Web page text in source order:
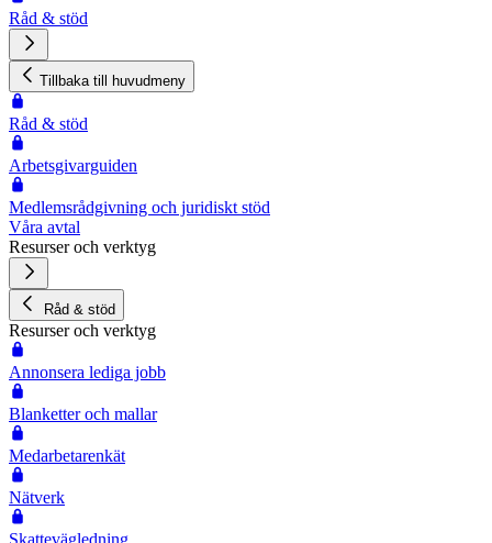
Råd & stöd
Tillbaka till huvudmeny
Råd & stöd
Arbetsgivarguiden
Medlemsrådgivning och juridiskt stöd
Våra avtal
Resurser och verktyg
Råd & stöd
Resurser och verktyg
Annonsera lediga jobb
Blanketter och mallar
Medarbetarenkät
Nätverk
Skattevägledning